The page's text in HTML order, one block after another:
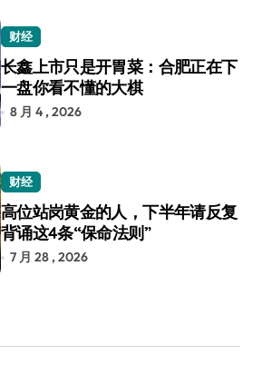
财经
长鑫上市只是开胃菜：合肥正在下
一盘你看不懂的大棋
8 月 4 , 2026
财经
高位站岗黄金的人，下半年请反复
背诵这4条“保命法则”
7 月 28 , 2026